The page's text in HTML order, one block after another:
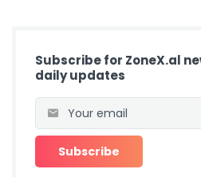
Subscribe for ZoneX.al
daily updates